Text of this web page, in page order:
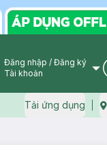
User Icon
Đăng nhập / Đăng ký
Tài khoản
Tải ứng dụng